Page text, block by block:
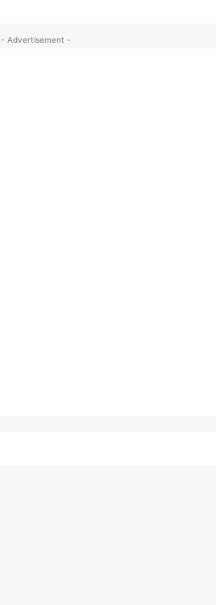
- Advertisement -